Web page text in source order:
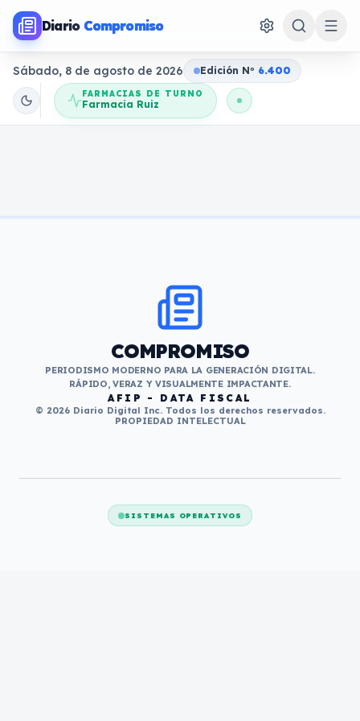
Diario Compromiso
Sábado, 8 de agosto de 2026 Edición No 6.400
FARMACIAS DE TURNO
Farmacia Ruiz
COMPROMISO
PERIODISMO MODERNO PARA LA GENERACIÓN DIGITAL.
RÁPIDO, VERAZ Y VISUALMENTE IMPACTANTE.
AFIP - DATA FISCAL
© 2026 Diario Digital Inc. Todos los derechos reservados.
PROPIEDAD INTELECTUAL
SISTEMAS OPERATIVOS